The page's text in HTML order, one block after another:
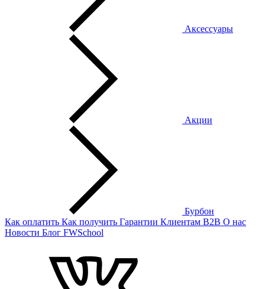
Аксессуары
Акции
Бурбон
Как оплатить Как получить Гарантии Клиентам B2B О нас
Новости Блог FWSchool